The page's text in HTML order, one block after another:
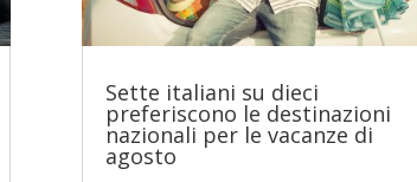
Sette italiani su dieci
preferiscono le destinazioni
nazionali per le vacanze di
agosto